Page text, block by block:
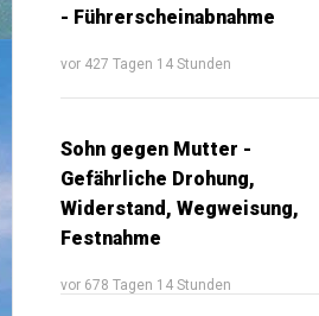
- Führerscheinabnahme
vor 427 Tagen 14 Stunden
Sohn gegen Mutter -
Gefährliche Drohung,
Widerstand, Wegweisung,
Festnahme
vor 678 Tagen 14 Stunden